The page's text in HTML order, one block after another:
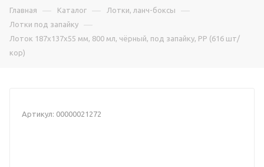
Главная — Каталог — Лотки, ланч-боксы —
Лотки под запайку —
Лоток 187х137х55 мм, 800 мл, чёрный, под запайку, РР (616 шт/
кор)
Артикул: 00000021272